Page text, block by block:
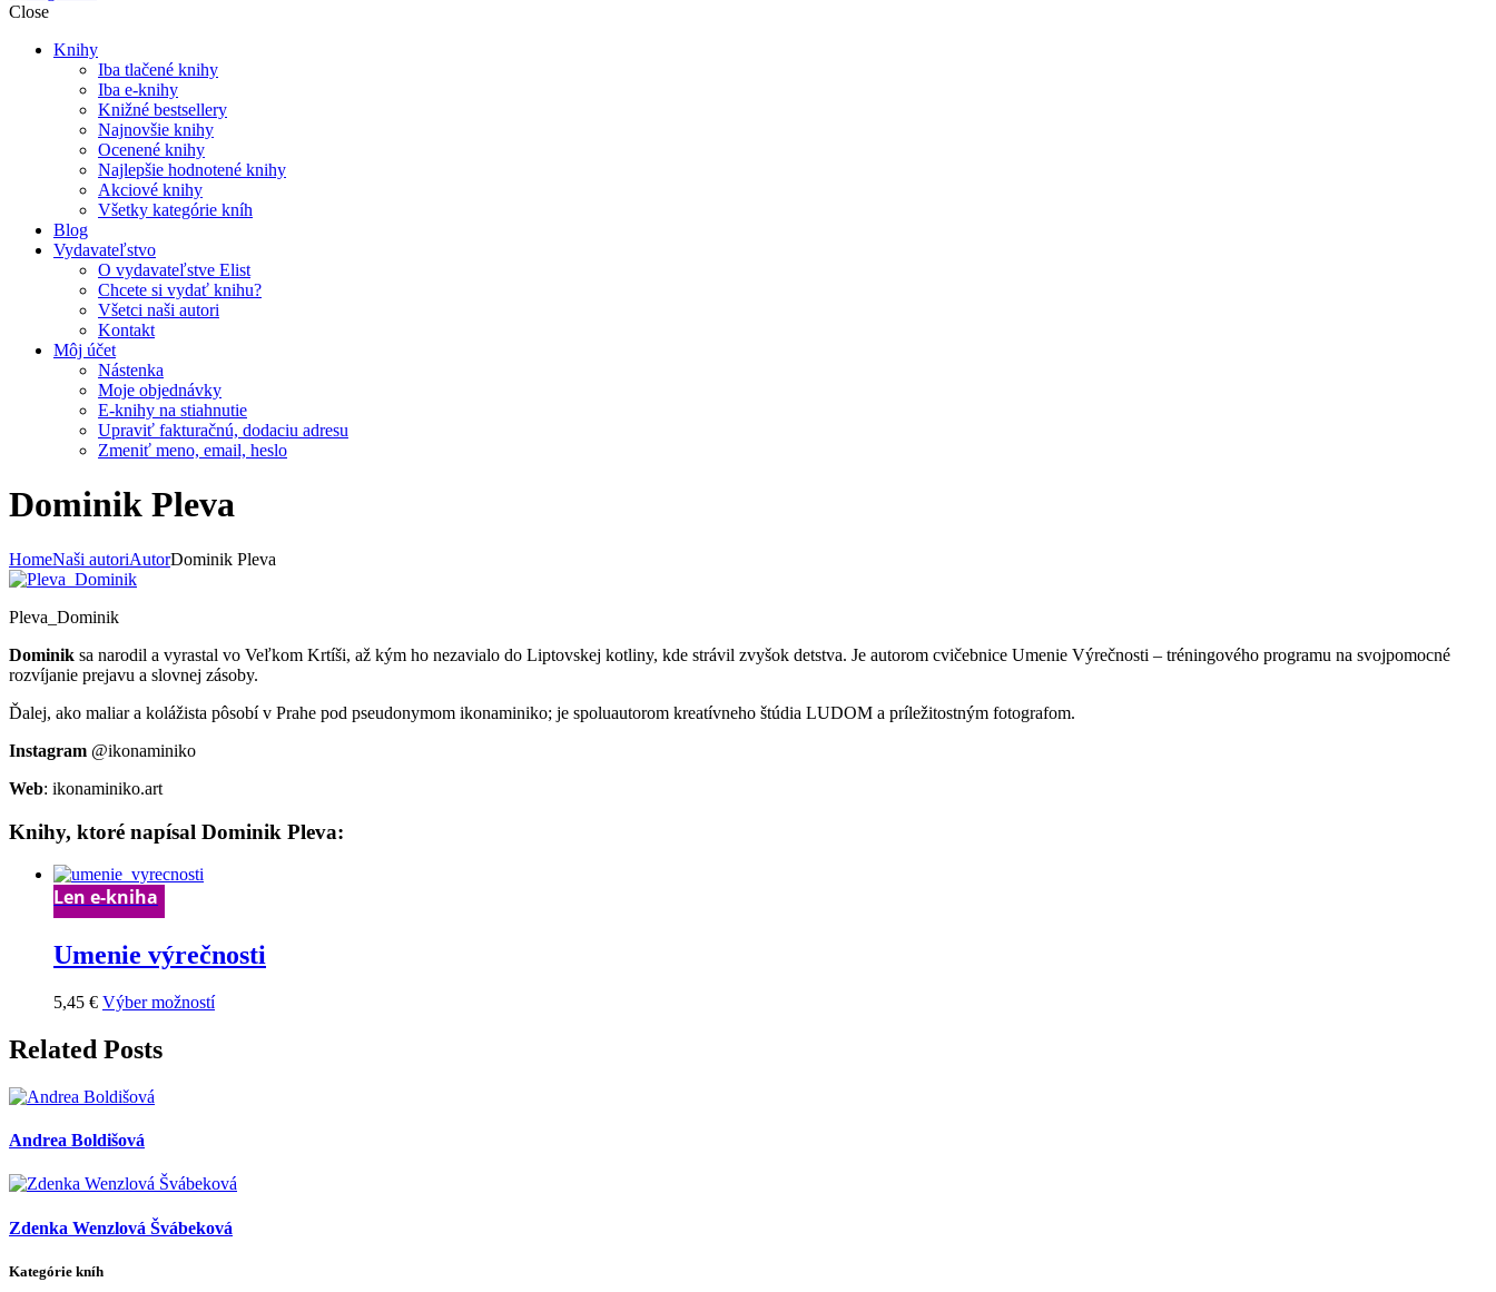
Close
Knihy
Iba tlačené knihy
Iba e-knihy
Knižné bestsellery
Najnovšie knihy
Ocenené knihy
Najlepšie hodnotené knihy
Akciové knihy
Všetky kategórie kníh
Blog
Vydavateľstvo
O vydavateľstve Elist
Chcete si vydať knihu?
Všetci naši autori
Kontakt
Môj účet
Nástenka
Moje objednávky
E-knihy na stiahnutie
Upraviť fakturačnú, dodaciu adresu
Zmeniť meno, email, heslo
Dominik Pleva
HomeNaši autoriAutorDominik Pleva
Pleva_Dominik
Dominik sa narodil a vyrastal vo Veľkom Krtíši, až kým ho nezavialo do Liptovskej kotliny, kde strávil zvyšok detstva. Je autorom cvičebnice Umenie Výrečnosti – tréningového programu na svojpomocné
rozvíjanie prejavu a slovnej zásoby.
Ďalej, ako maliar a kolážista pôsobí v Prahe pod pseudonymom ikonaminiko; je spoluautorom kreatívneho štúdia LUDOM a príležitostným fotografom.
Instagram @ikonaminiko
Web: ikonaminiko.art
Knihy, ktoré napísal Dominik Pleva:
Len e-kniha
Umenie výrečnosti
5,45 € Výber možnostíTento
na
produktu.
Related Posts
Andrea Boldišová
Zdenka Wenzlová Švábeková
Kategórie kníh